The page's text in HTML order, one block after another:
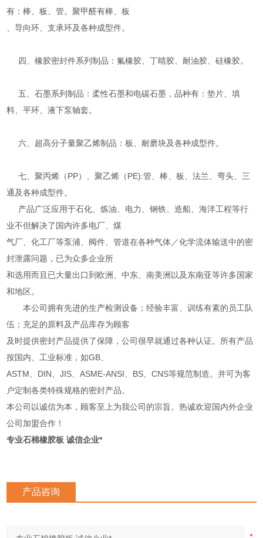
有：棒、板、管。聚甲醛有棒、板
、导向环、支承环及各种成型件。
四、橡胶密封件系列制品：氟橡胶、丁晴胶、耐油胶、硅橡胶。
五、石墨系列制品：柔性石墨和电碳石墨，品种有：垫片、填
料、平环、液下泵轴套。
六、超高分子量聚乙烯制品：板、耐磨块及各种成型件。
七、聚丙烯（PP）、聚乙烯（PE):管、棒、板、法兰、弯头、三
通及各种成型件。
产品广泛应用于石化、炼油、电力、钢铁、造船、海洋工程等行
业不但解决了国内许多电厂、煤
气厂、化工厂等泵浦、阀件、管道在各种气体／化学流体输送中的密
封泄露问题，已为众多企业所
和选用而且已大量出口到欧洲、中东、南美洲以及东南亚等许多国家
和地区。
本公司拥有先进的生产检测设备；经验丰富、训练有素的员工队
伍；充足的原料及产品库存为顾客
及时提供密封产品提供了保障，公司很早就通过各种认证。所有产品
按国内、工业标准，如GB、
ASTM、DIN、JIS、ASME-ANSI、BS、CNS等规范制造。并可为客
户定制各类特殊规格的密封产品。
本公司以诚信为本，顾客至上为我公司的宗旨。热诚欢迎国内外企业
公司加盟合作！
专业石棉橡胶板 诚信企业*
产品咨询